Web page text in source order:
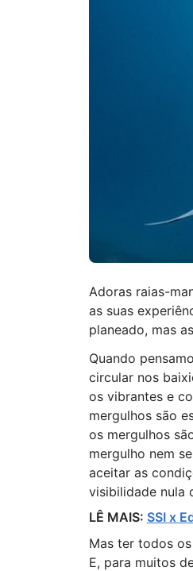
Adoras raias-
as suas
planeado, mas
Quando
circular nos
os vibrantes e
mergulhos são
os mergulhos
mergulho nem
aceitar as
visibilidade nula
LÊ MAIS: SSI x
Mas ter todos
E, para muitos